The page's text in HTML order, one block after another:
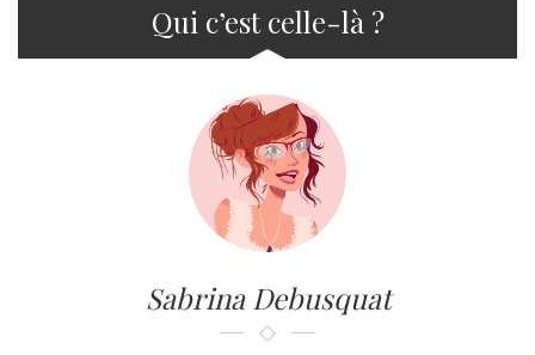
Qui c’est celle-là ?
Sabrina Debusquat